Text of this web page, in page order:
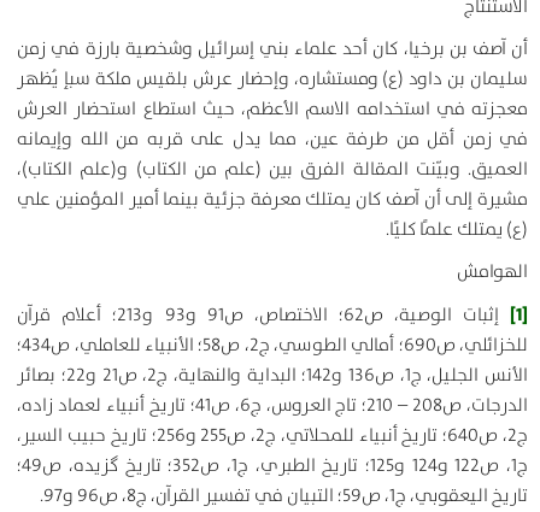
الاستنتاج
أن آصف بن برخيا، كان أحد علماء بني إسرائيل وشخصية بارزة في زمن
سليمان بن داود (ع) ومستشاره، وإحضار عرش بلقيس ملكة سبإ يُظهر
معجزته في استخدامه الاسم الأعظم، حيث استطاع استحضار العرش
في زمن أقل من طرفة عين، مما يدل على قربه من الله وإيمانه
العميق. وبيّنت المقالة الفرق بين (علم من الكتاب) و(علم الكتاب)،
مشيرة إلى أن آصف كان يمتلك معرفة جزئية بينما أمير المؤمنين علي
(ع) يمتلك علمًا كليًا.
الهوامش
[1]
إثبات الوصية، ص62؛ الاختصاص، ص91 و93 و213؛ أعلام قرآن
للخزائلي، ص690؛ أمالي الطوسي، ج2، ص58؛ الأنبياء للعاملي، ص434؛
الأنس الجليل، ج1، ص136 و142؛ البداية والنهاية، ج2، ص21 و22؛ بصائر
الدرجات، ص208 – 210؛ تاج العروس، ج6، ص41؛ تاريخ أنبياء لعماد زاده،
ج2، ص640؛ تاريخ أنبياء للمحلاتي، ج2، ص255 و256؛ تاريخ حبيب السير،
ج1، ص122 و124 و125؛ تاريخ الطبري، ج1، ص352؛ تاريخ گزيده، ص49؛
تاريخ اليعقوبي، ج1، ص59؛ التبيان في تفسير القرآن، ج8، ص96 و97.